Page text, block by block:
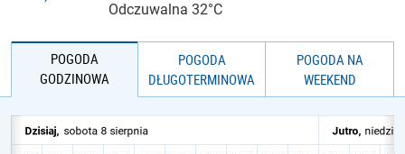
Odczuwalna 32°C
POGODA
GODZINOWA
POGODA
DŁUGOTERMINOWA
POGODA NA
WEEKEND